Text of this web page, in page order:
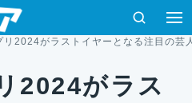
検索
リ2024がラストイヤーとなる注目の芸
2024がラス